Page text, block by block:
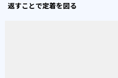
返すことで定着を図る